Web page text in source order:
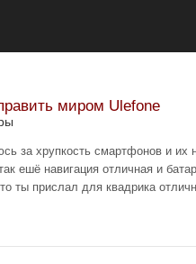
миром Ulefone
за хрупкость смартфонов и их
ешё навигация отличная и
ты прислал для квадрика